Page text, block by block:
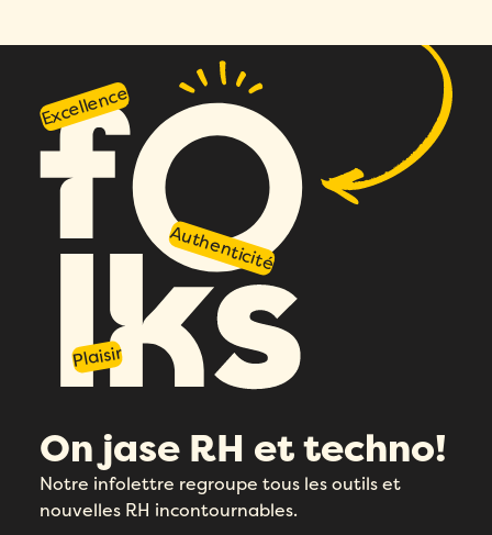
Excellence
Authenticité
Plaisir
On jase RH et techno!
Notre infolettre regroupe tous les outils et
nouvelles RH incontournables.